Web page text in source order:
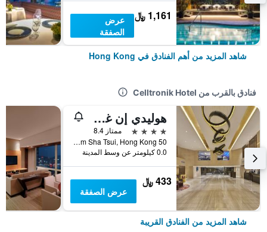
1,161 ﷼
عرض
الصفقة
شاهد المزيد من أهم الفنادق في Hong Kong
فنادق بالقرب من Celltronik Hotel
هوليدي إن غولدن مايل
4 نجوم
ممتاز 8.4
50 Nathan Road Tsim Sha Tsui, Hong Kong, هونغ كونغ
0.0 كيلومتر عن وسط المدينة
433 ﷼
عرض الصفقة
شاهد المزيد من الفنادق القريبة